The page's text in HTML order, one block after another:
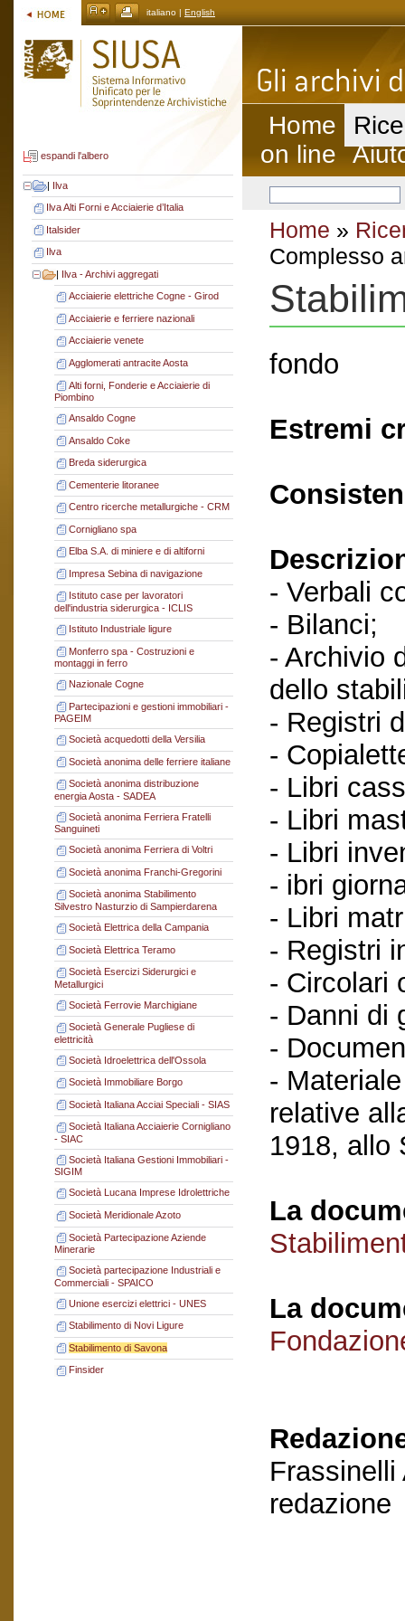
italiano | English
espandi l'albero
| Ilva
Ilva Alti Forni e Acciaierie d’Italia
Italsider
Ilva
| Ilva - Archivi aggregati
Acciaierie elettriche Cogne - Girod
Acciaierie e ferriere nazionali
Acciaierie venete
Agglomerati antracite Aosta
Alti forni, Fonderie e Acciaierie di
Piombino
Ansaldo Cogne
Ansaldo Coke
Breda siderurgica
Cementerie litoranee
Centro ricerche metallurgiche - CRM
Cornigliano spa
Elba S.A. di miniere e di altiforni
Impresa Sebina di navigazione
Istituto case per lavoratori
dell'industria siderurgica - ICLIS
Istituto Industriale ligure
Monferro spa - Costruzioni e
montaggi in ferro
Nazionale Cogne
Partecipazioni e gestioni immobiliari -
PAGEIM
Società acquedotti della Versilia
Società anonima delle ferriere italiane
Società anonima distribuzione
energia Aosta - SADEA
Società anonima Ferriera Fratelli
Sanguineti
Società anonima Ferriera di Voltri
Società anonima Franchi-Gregorini
Società anonima Stabilimento
Silvestro Nasturzio di Sampierdarena
Società Elettrica della Campania
Società Elettrica Teramo
Società Esercizi Siderurgici e
Metallurgici
Società Ferrovie Marchigiane
Società Generale Pugliese di
elettricità
Società Idroelettrica dell'Ossola
Società Immobiliare Borgo
Società Italiana Acciai Speciali - SIAS
Società Italiana Acciaierie Cornigliano
- SIAC
Società Italiana Gestioni Immobiliari -
SIGIM
Società Lucana Imprese Idrolettriche
Società Meridionale Azoto
Società Partecipazione Aziende
Minerarie
Società partecipazione Industriali e
Commerciali - SPAICO
Unione esercizi elettrici - UNES
Stabilimento di Novi Ligure
Stabilimento di Savona
Finsider
Home
on line
Home »
Complesso
fondo
Estremi
- Verbali
- Bilanci;
- Archivio
dello
- Registri
-
- Libri
- Libri
- Libri
- ibri
- Libri
- Registri
- Circolari
- Danni di
-
-
relative
1918, allo
La
La
Frassinelli
redazione